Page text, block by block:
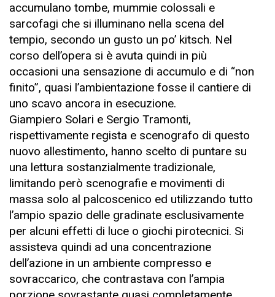
accumulano tombe, mummie colossali e
sarcofagi che si illuminano nella scena del
tempio, secondo un gusto un po’ kitsch. Nel
corso dell’opera si è avuta quindi in più
occasioni una sensazione di accumulo e di “non
finito”, quasi l’ambientazione fosse il cantiere di
uno scavo ancora in esecuzione.
Giampiero Solari e Sergio Tramonti,
rispettivamente regista e scenografo di questo
nuovo allestimento, hanno scelto di puntare su
una lettura sostanzialmente tradizionale,
limitando però scenografie e movimenti di
massa solo al palcoscenico ed utilizzando tutto
l’ampio spazio delle gradinate esclusivamente
per alcuni effetti di luce o giochi pirotecnici. Si
assisteva quindi ad una concentrazione
dell’azione in un ambiente compresso e
sovraccarico, che contrastava con l’ampia